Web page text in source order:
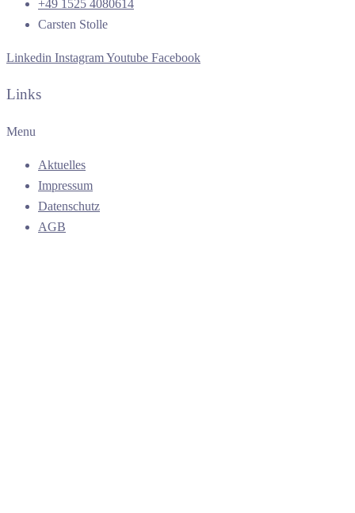
+49 1525 4080614
Carsten Stolle
Linkedin InstagramYoutube Facebook
Links
Menu
Aktuelles
Impressum
Datenschutz
AGB